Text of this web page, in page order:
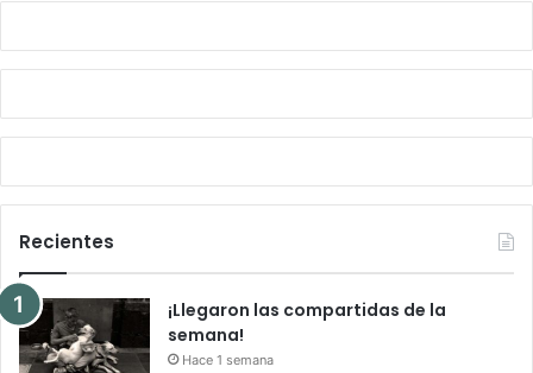
Recientes
¡Llegaron las compartidas de la
semana!
Hace 1 semana